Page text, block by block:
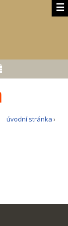
☰
úvodní stránka ›